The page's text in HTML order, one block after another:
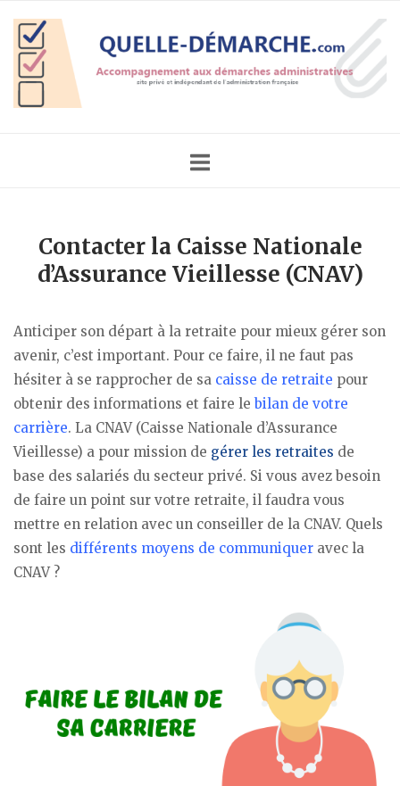
content
Home
Contacter la Caisse Nationale
d’Assurance Vieillesse (CNAV)
Anticiper son départ à la retraite pour mieux gérer son
avenir, c’est important. Pour ce faire, il ne faut pas
hésiter à se rapprocher de sa caisse de retraite pour
obtenir des informations et faire lebilan de votre
carrière. La CNAV (Caisse Nationale d’Assurance
Vieillesse) a pour mission de gérer les retraites de
base des salariés du secteur privé. Si vous avez besoin
de faire un point sur votre retraite, il faudra vous
mettre en relation avec un conseiller de la CNAV. Quels
sont les différents moyens de communiquer avec la
CNAV ?